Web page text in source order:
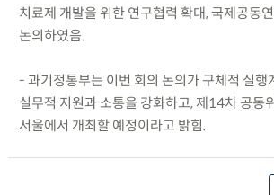
치료제 개발을 위한 연구협력 확대, 국제공동
논의하였음.
- 과기정통부는 이번 회의 논의가 구체적 실행
실무적 지원과 소통을 강화하고, 제14차 공동
서울에서 개최할 예정이라고 밝힘.